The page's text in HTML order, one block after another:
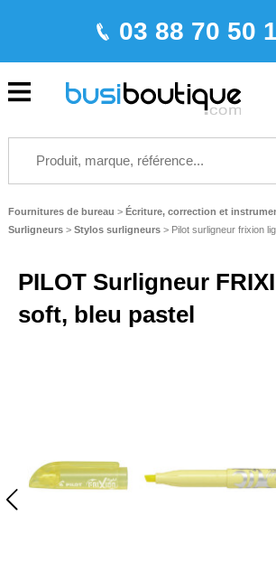
03 88 70 50
Fournitures de bureau > Écriture, correction et
Surligneurs > Stylos surligneurs> Pilot surligneur frixion
PILOT Surligneur
soft, bleu pastel